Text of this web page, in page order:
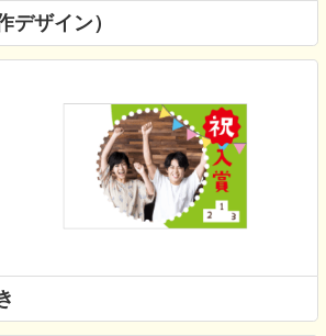
デザイン）